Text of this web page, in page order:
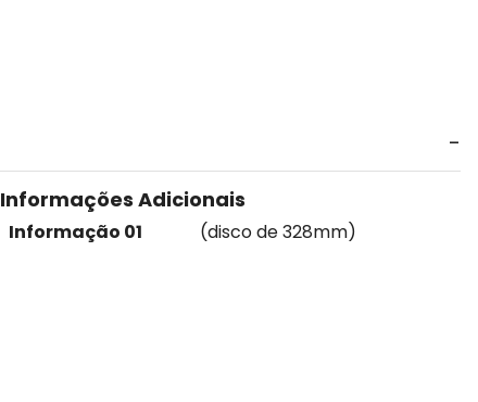
Informações Adicionais
Informação 01 (disco de 328mm)